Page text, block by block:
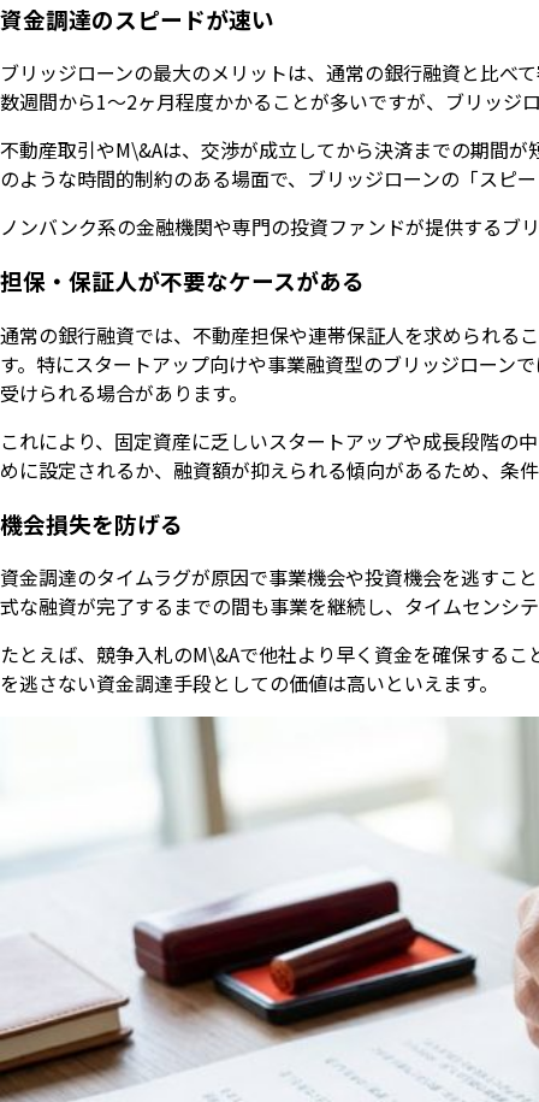
資金調達のスピードが速い
ブリッジローンの最大のメリットは、通常の銀行融資と比べ
数週間から1〜2ヶ月程度かかることが多いですが、ブリッジ
不動産取引やM\&Aは、交渉が成立してから決済までの期間
のような時間的制約のある場面で、ブリッジローンの「スピ
ノンバンク系の金融機関や専門の投資ファンドが提供するブ
担保・保証人が不要なケースがある
通常の銀行融資では、不動産担保や連帯保証人を求められる
す。特にスタートアップ向けや事業融資型のブリッジローン
受けられる場合があります。
これにより、固定資産に乏しいスタートアップや成長段階の
めに設定されるか、融資額が抑えられる傾向があるため、条
機会損失を防げる
資金調達のタイムラグが原因で事業機会や投資機会を逃すこ
式な融資が完了するまでの間も事業を継続し、タイムセンシ
たとえば、競争入札のM\&Aで他社より早く資金を確保する
を逃さない資金調達手段としての価値は高いといえます。